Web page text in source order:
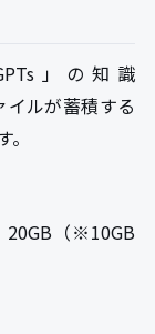
」の知識
イルが蓄積する
20GB（※10GB